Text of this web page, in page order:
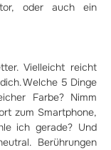
oder auch ein
Vielleicht reicht
Welche 5 Dinge
Farbe? Nimm
zum Smartphone,
ich gerade? Und
Berührungen